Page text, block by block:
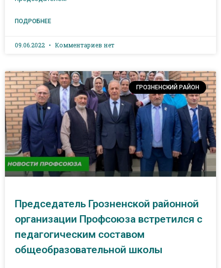
ПОДРОБНЕЕ
09.06.2022 Комментариев нет
ГРОЗНЕНСКИЙ РАЙОН
Председатель Грозненской районной
организации Профсоюза встретился с
педагогическим составом
общеобразовательной школы